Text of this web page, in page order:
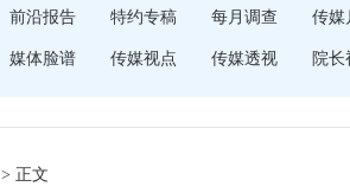
前沿报告 特约专稿 每月调查 传媒
媒体脸谱 传媒视点 传媒透视 院长
> 正文